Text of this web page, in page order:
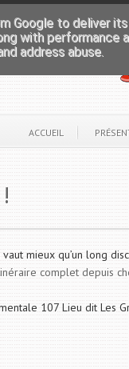
ACCUEIL
mieux qu’un long
complet depuis
107 Lieu dit Les
Google to deliver
with
address abuse.